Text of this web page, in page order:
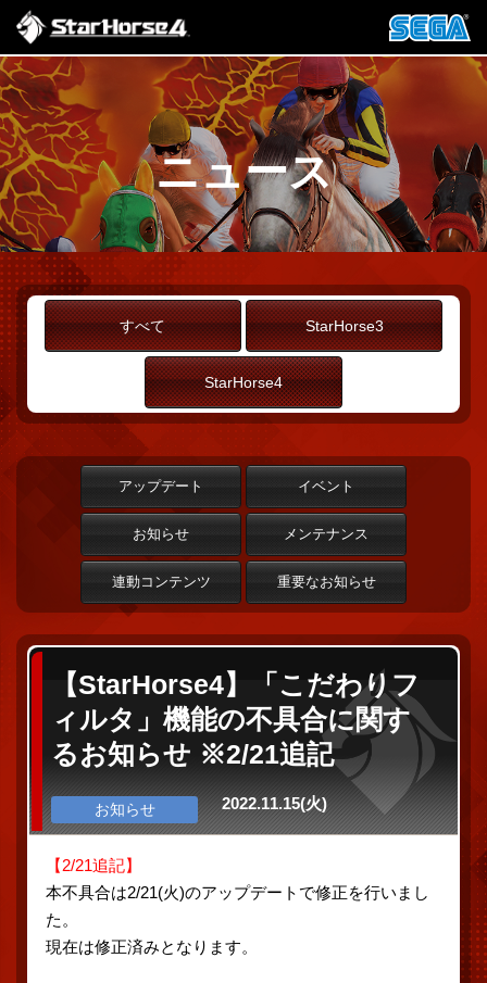
ニュース
すべて StarHorse3
StarHorse4
アップデート イベント
お知らせ メンテナンス
連動コンテンツ 重要なお知らせ
【StarHorse4】「こだわりフ
ィルタ」機能の不具合に関す
るお知らせ ※2/21追記
お知らせ 2022.11.15(火)
【2/21追記】
本不具合は2/21(火)のアップデートで修正を行いまし
た。
現在は修正済みとなります。